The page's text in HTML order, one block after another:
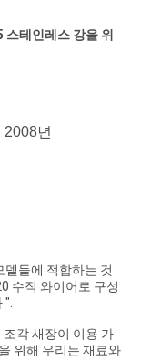
테인레스 강을 위
2008년
들에 적합하는 것
수직 와이어로 구성
".
각 새장이 이용 가
위해 우리는 재료와